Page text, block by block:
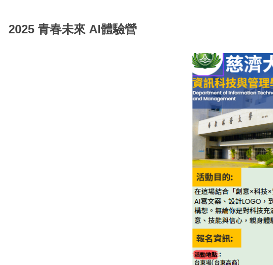
2025 青春未來 AI體驗營